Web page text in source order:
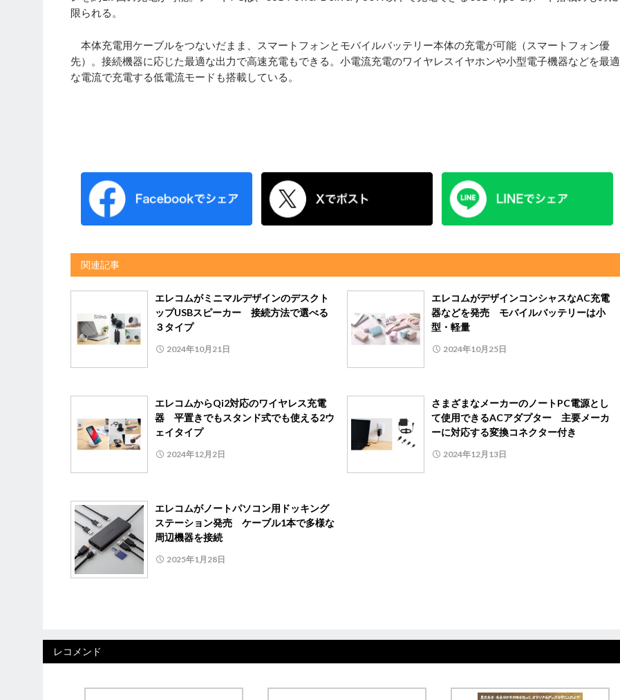
限られる。
本体充電用ケーブルをつないだまま、スマートフォンとモバイルバッテリー本体の充電が可能（スマートフォン優
先）。接続機器に応じた最適な出力で高速充電もできる。小電流充電のワイヤレスイヤホンや小型電子機器などを最適
な電流で充電する低電流モードも搭載している。
関連記事
エレコムがミニマルデザインのデスクト
ップUSBスピーカー 接続方法で選べる
３タイプ
2024年10月21日
エレコムがデザインコンシャスなAC充電
器などを発売 モバイルバッテリーは小
型・軽量
2024年10月25日
エレコムからQi2対応のワイヤレス充電
器 平置きでもスタンド式でも使える2ウ
ェイタイプ
2024年12月2日
さまざまなメーカーのノートPC電源とし
て使用できるACアダプター 主要メーカ
ーに対応する変換コネクター付き
2024年12月13日
エレコムがノートパソコン用ドッキング
ステーション発売 ケーブル1本で多様な
周辺機器を接続
2025年1月28日
レコメンド